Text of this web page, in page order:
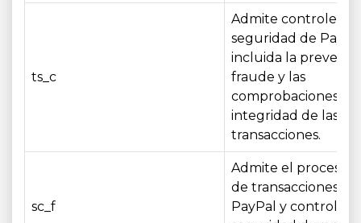
ts_c
Admite controles
seguridad de
incluida la
fraude y las
comprobaciones de
integridad de las
transacciones.
sc_f
Admite el
de transacciones de
PayPal y controles